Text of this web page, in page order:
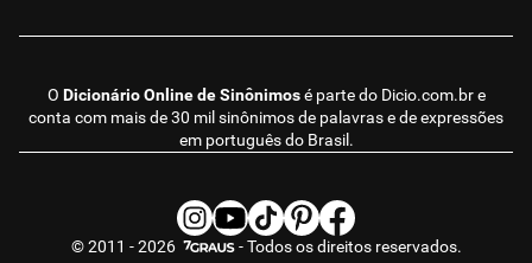
O Dicionário Online de Sinônimosé parte do Dicio.com.bre
conta com mais de 30 mil sinônimos de palavras e de expressões
em português do Brasil.
© 2011 - 2026 - Todos os direitos reservados.